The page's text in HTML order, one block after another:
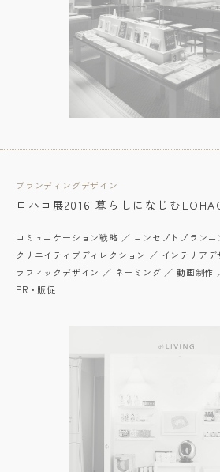
ブランディングデザイン
ロハコ展2016 暮らしになじむ
コミュニケーション戦略 ／ コンセプトプラン
クリエイティブディレクション ／ インテリア
ラフィックデザイン ／ ネーミング ／ 動画制作
PR・販促